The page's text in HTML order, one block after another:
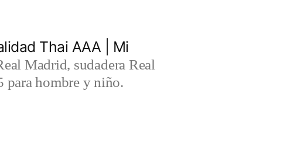
Thai AAA | Mi
Madrid, sudadera Real
para hombre y niño.